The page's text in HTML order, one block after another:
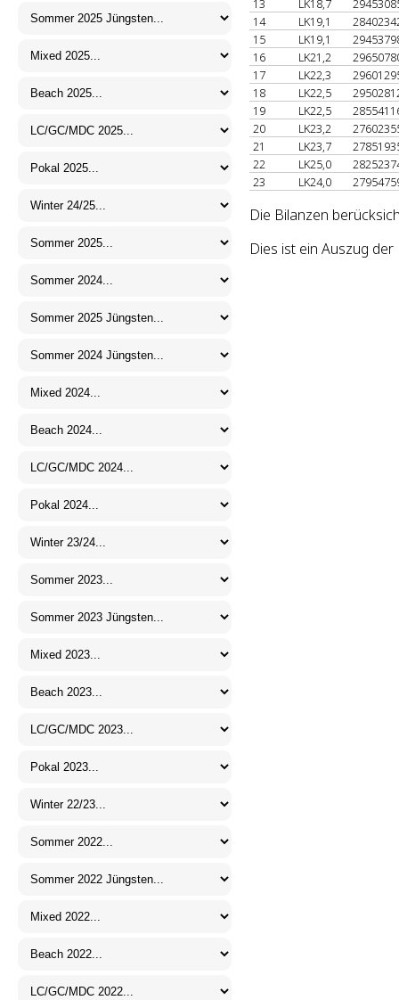
13
LK18,7
14
LK19,1
15
LK19,1
16
LK21,2
17
LK22,3
18
LK22,5
19
LK22,5
20
LK23,2
21
LK23,7
22
LK25,0
23
LK24,0
Die Bilanzen
Dies ist ein Auszug